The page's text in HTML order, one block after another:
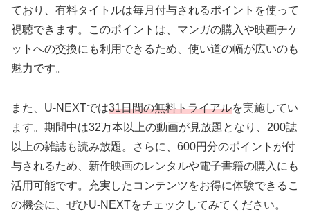
ており、有料タイトルは毎月付与されるポイントを使って
視聴できます。このポイントは、マンガの購入や映画チケ
ットへの交換にも利用できるため、使い道の幅が広いのも
魅力です。
また、U-NEXTでは31日間の無料トライアルを実施してい
ます。期間中は32万本以上の動画が見放題となり、200誌
以上の雑誌も読み放題。さらに、600円分のポイントが付
与されるため、新作映画のレンタルや電子書籍の購入にも
活用可能です。充実したコンテンツをお得に体験できるこ
の機会に、ぜひU-NEXTをチェックしてみてください。